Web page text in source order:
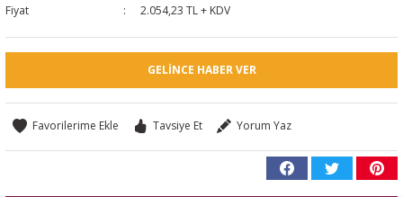
Fiyat
2.054,23 TL + KDV
GELINCE HABER VER
Tavsiye Et Yorum Yaz